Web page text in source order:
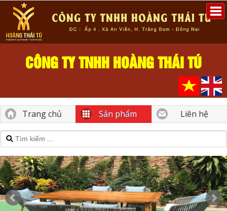
CÔNG TY TNHH HOÀNG THÁI TÚ
Trang chủ Sản phẩm Liên hệ